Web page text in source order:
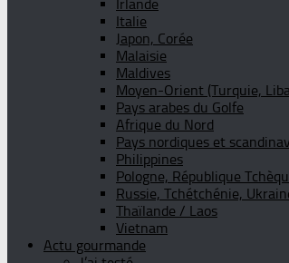
Irlande
Italie
Japon, Corée
Malaisie
Maldives
Moyen-Orient (Turquie,
Pays arabes du Golfe
Afrique du Nord
Pays nordiques et
Philippines
Pologne, République
Russie, Tchétchénie,
Thaïlande / Laos
Vietnam
Actu gourmande